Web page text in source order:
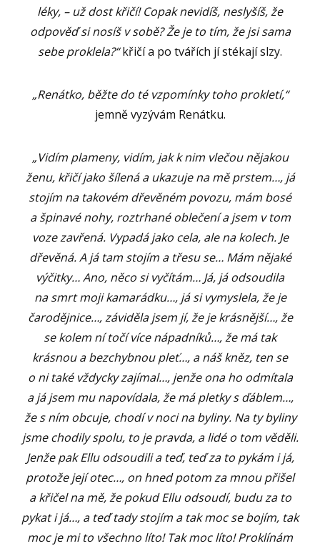
léky, – už dost křičí! Copak nevidíš, neslyšíš, že
odpověď si nosíš v sobě? Že je to tím, že jsi sama
sebe proklela?“křičí a po tvářích jí stékají slzy.
„Renátko, běžte do té vzpomínky toho prokletí,“
jemně vyzývám Renátku.
„Vidím plameny, vidím, jak k nim vlečou nějakou
ženu, křičí jako šílená a ukazuje na mě prstem…, já
stojím na takovém dřevěném povozu, mám bosé
a špinavé nohy, roztrhané oblečení a jsem v tom
voze zavřená. Vypadá jako cela, ale na kolech. Je
dřevěná. A já tam stojím a třesu se… Mám nějaké
výčitky… Ano, něco si vyčítám… Já, já odsoudila
na smrt moji kamarádku…, já si vymyslela, že je
čarodějnice…, záviděla jsem jí, že je krásnější…, že
se kolem ní točí více nápadníků…, že má tak
krásnou a bezchybnou pleť…, a náš kněz, ten se
o ni také vždycky zajímal…, jenže ona ho odmítala
a já jsem mu napovídala, že má pletky s ďáblem…,
že s ním obcuje, chodí v noci na byliny. Na ty byliny
jsme chodily spolu, to je pravda, a lidé o tom věděli.
Jenže pak Ellu odsoudili a teď, teď za to pykám i já,
protože její otec…, on hned potom za mnou přišel
a křičel na mě, že pokud Ellu odsoudí, budu za to
pykat i já…, a teď tady stojím a tak moc se bojím, tak
moc je mi to všechno líto! Tak moc líto! Proklínám